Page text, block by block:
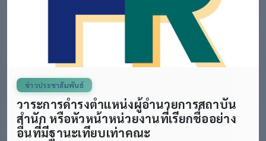
ข่าวประชาสัมพันธ์
วาระการดำรงตำแหน่งผู้อำนวยการสถาบัน
สำนัก หรือหัวหน้าหน่วยงานที่เรียกชื่ออย่าง
อื่นที่มีฐานะเทียบเท่าคณะ